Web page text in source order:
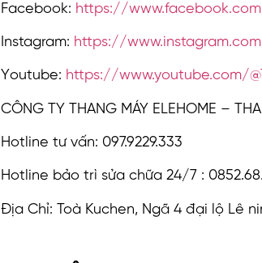
Facebook: https://
Instagram: https://
Youtube: https://www.youtube.com/
CÔNG TY THANG MÁY ELEHOME –
Hotline tư vấn: 097.9229.333
Hotline bảo trì sửa chữa 24/7 :
Địa Chỉ: Toà Kuchen, Ngã 4 đại lộ Lê